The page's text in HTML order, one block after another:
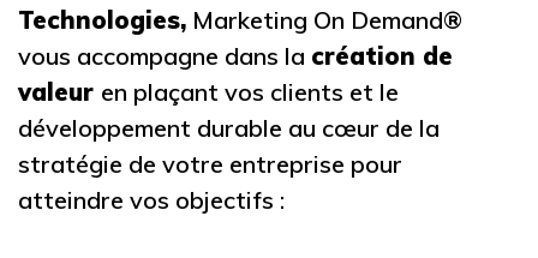
Technologies, Marketing On Demand®
vous accompagne dans la création de
valeur en plaçant vos clients et le
développement durable au cœur de la
stratégie de votre entreprise pour
atteindre vos objectifs :